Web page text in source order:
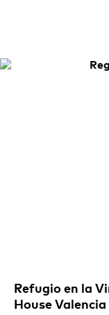
Refugio en la
House